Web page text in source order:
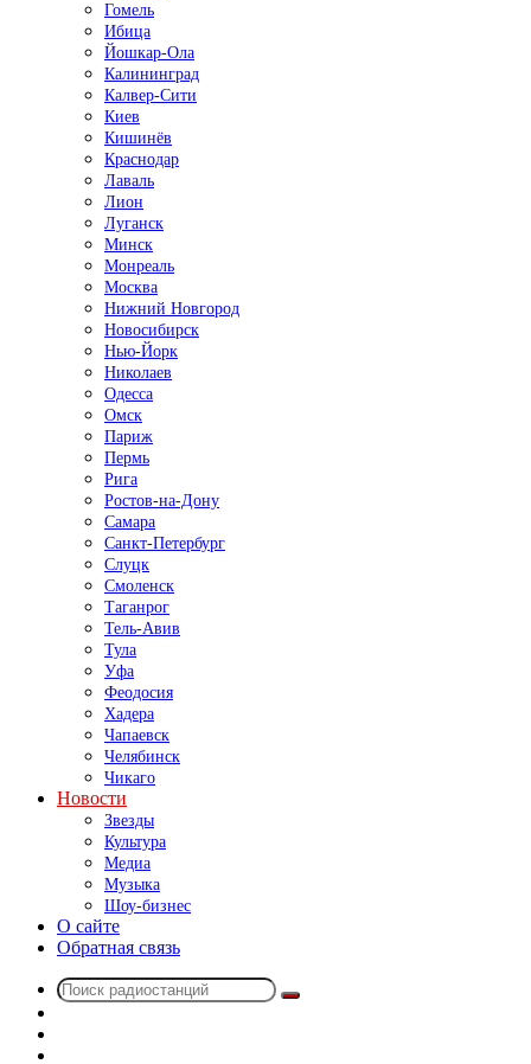
Гомель
Ибица
Йошкар-Ола
Калининград
Калвер-Сити
Киев
Кишинёв
Краснодар
Лаваль
Лион
Луганск
Минск
Монреаль
Москва
Нижний Новгород
Новосибирск
Нью-Йорк
Николаев
Одесса
Омск
Париж
Пермь
Рига
Ростов-на-Дону
Самара
Санкт-Петербург
Слуцк
Смоленск
Таганрог
Тель-Авив
Тула
Уфа
Феодосия
Хадера
Чапаевск
Челябинск
Чикаго
Новости
Звезды
Культура
Медиа
Музыка
Шоу-бизнес
О сайте
Обратная связь
Поиск